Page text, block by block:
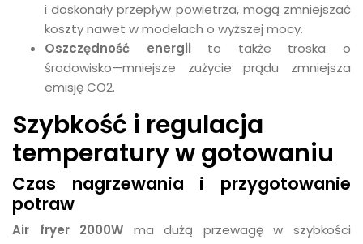
i doskonały przepływ powietrza, mogą zmniejszać
koszty nawet w modelach o wyższej mocy.
Oszczędność energii to także troska o
środowisko—mniejsze zużycie prądu zmniejsza
emisję CO2.
Szybkość i regulacja
temperatury w gotowaniu
Czas nagrzewania i przygotowanie
potraw
Air fryer 2000W ma dużą przewagę w szybkości